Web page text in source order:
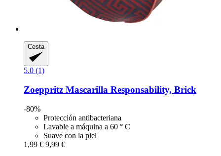
Cesta
5.0 (1)
Zoeppritz Mascarilla Responsability, Brick
-80%
Protección antibacteriana
Lavable a máquina a 60 ° C
Suave con la piel
1,99 € 9,99 €